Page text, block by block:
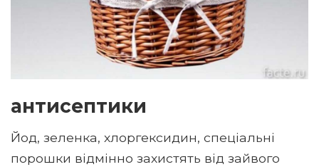
антисептики
Йод, зеленка, хлоргексидин, спеціальні
порошки відмінно захистять від зайвого